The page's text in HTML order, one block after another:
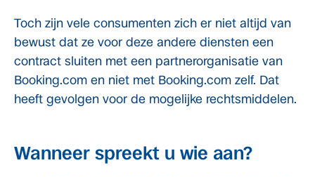
Toch zijn vele consumenten zich er niet altijd van
bewust dat ze voor deze andere diensten een
contract sluiten met een partnerorganisatie van
Booking.com en niet met Booking.com zelf. Dat
heeft gevolgen voor de mogelijke rechtsmiddelen.
Wanneer spreekt u wie aan?